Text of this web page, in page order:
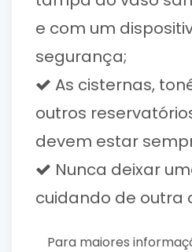
e com um
segurança;
As cisternas,
outros
devem estar
Nunca deixar
cuidando de outra
Para maiores